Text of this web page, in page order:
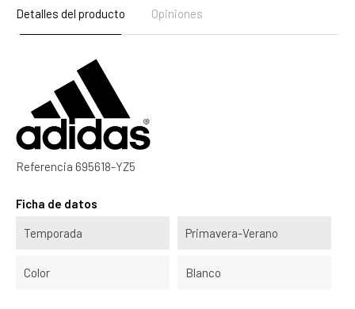
Detalles del producto Opiniones
Referencia 695618-YZ5
Ficha de datos
Temporada Primavera-Verano
Color Blanco